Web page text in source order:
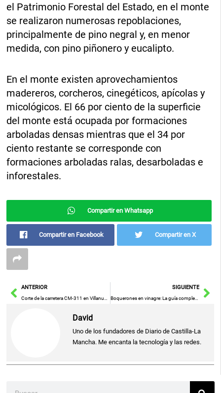
el Patrimonio Forestal del Estado, en el monte
se realizaron numerosas repoblaciones,
principalmente de pino negral y, en menor
medida, con pino piñonero y eucalipto.
En el monte existen aprovechamientos
madereros, corcheros, cinegéticos, apícolas y
micológicos. El 66 por ciento de la superficie
del monte está ocupada por formaciones
arboladas densas mientras que el 34 por
ciento restante se corresponde con
formaciones arboladas ralas, desarboladas e
inforestales.
Compartir en Whatsapp
Compartir en Facebook Compartir en X
AntANTERIOR SIGUIENTE
David
Uno de los fundadores de Diario de Castilla-La
Mancha. Me encanta la tecnología y las redes.